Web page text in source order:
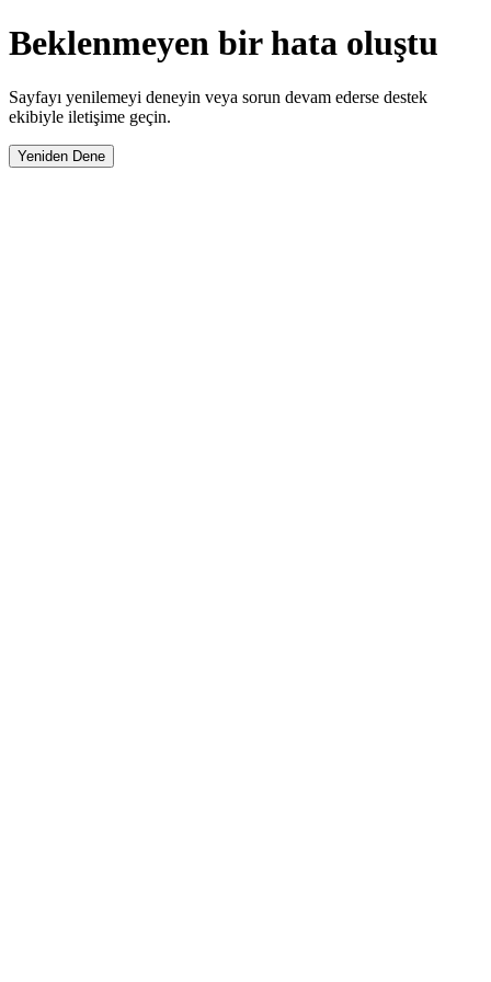
Beklenmeyen bir hata oluştu
Sayfayı yenilemeyi deneyin veya sorun devam ederse destek
ekibiyle iletişime geçin.
Yeniden Dene